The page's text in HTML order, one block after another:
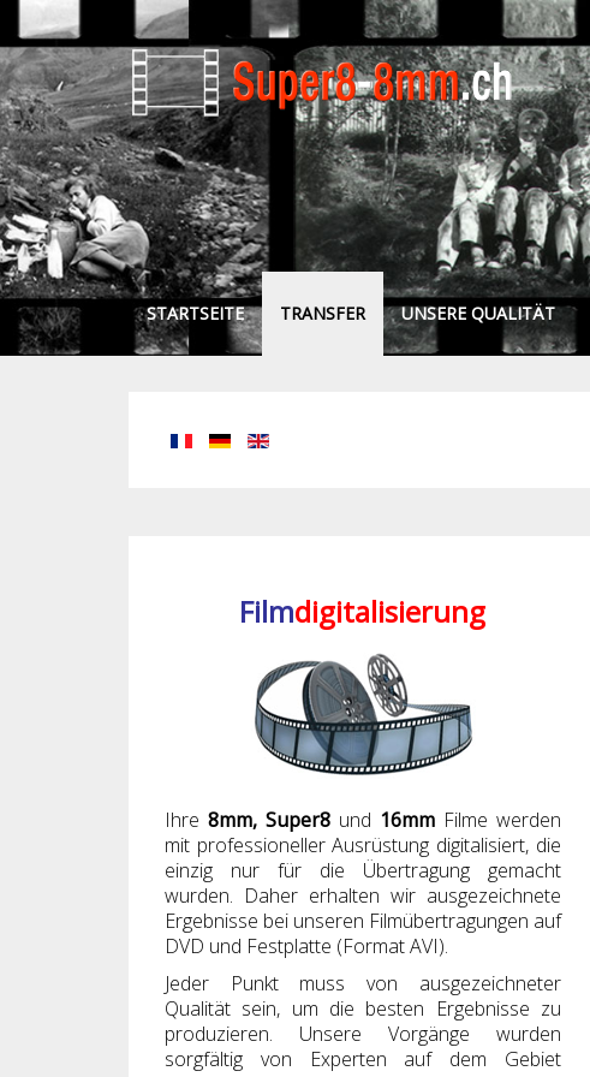
STARTSEITE TRANSFER UNSERE QUALITÄT
Filmdigitalisierung
Ihre 8mm, Super8 und 16mm Filme werden
mit professioneller Ausrüstung digitalisiert, die
einzig nur für die Übertragung gemacht
wurden. Daher erhalten wir ausgezeichnete
Ergebnisse bei unseren Filmübertragungen auf
DVD und Festplatte (Format AVI).
Jeder Punkt muss von ausgezeichneter
Qualität sein, um die besten Ergebnisse zu
produzieren. Unsere Vorgänge wurden
sorgfältig von Experten auf dem Gebiet